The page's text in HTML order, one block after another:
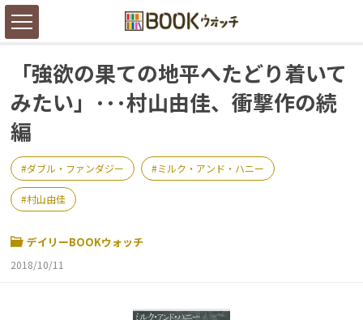
「強欲の果ての地平へたどり着いて
みたい」･･･村山由佳、衝撃作の続
編
ダブル・ファンダジー ミルク・アンド・ハニー
村山由佳
デイリーBOOKウォッチ
2018/10/11